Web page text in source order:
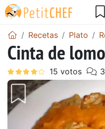
Recetas Plato
Cinta de